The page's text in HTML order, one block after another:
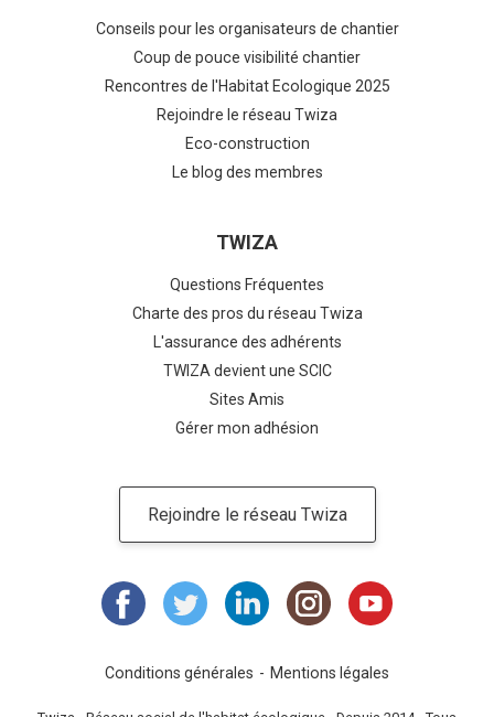
Conseils pour les organisateurs de chantier
Coup de pouce visibilité chantier
Rencontres de l'Habitat Ecologique 2025
Rejoindre le réseau Twiza
Eco-construction
Le blog des membres
TWIZA
Questions Fréquentes
Charte des pros du réseau Twiza
L'assurance des adhérents
TWIZA devient une SCIC
Sites Amis
Gérer mon adhésion
Rejoindre le réseau Twiza
Conditions générales Mentions légales